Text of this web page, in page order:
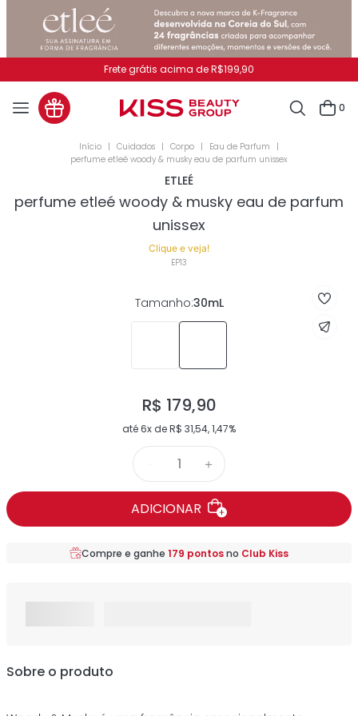
Pague no PIX e ganhe 7% OFF
0
Cuidados Corpo
Eau de Parfum
perfume etleé woody & musky eau de parfum unissex
ETLEÉ
perfume etleé woody & musky eau de parfum
unissex
Clique e veja!
EP13
Tamanho:30mL
R$ 179,90
até6x deR$ 31,54,1,47%
＋
ADICIONAR
Compre e ganhe 179 pontosno Club Kiss
Sobre o produto